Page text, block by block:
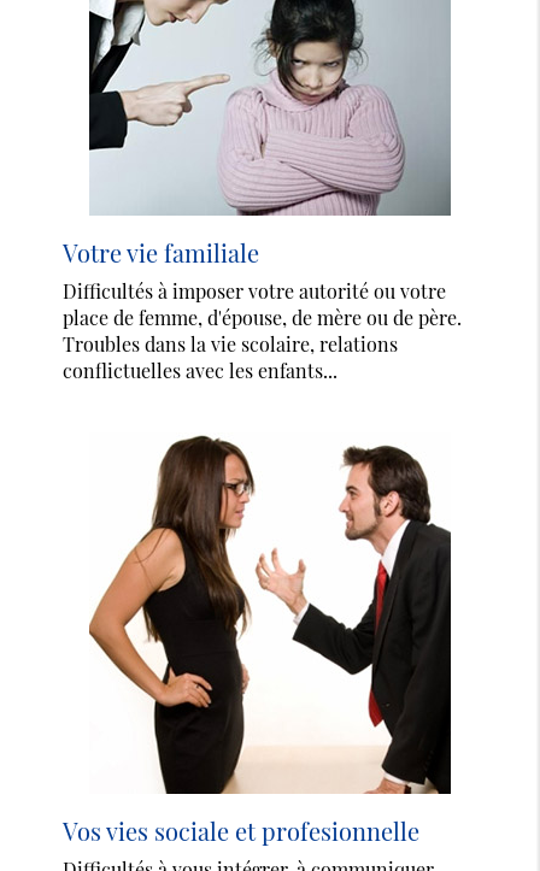
Votre vie familiale
Difficultés à imposer votre autorité ou votre
place de femme, d'épouse, de mère ou de père.
Troubles dans la vie scolaire, relations
conflictuelles avec les enfants...
Vos vies sociale et profesionnelle